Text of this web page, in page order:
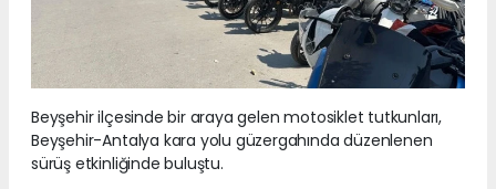
Beyşehir ilçesinde bir araya gelen motosiklet tutkunları,
Beyşehir-Antalya kara yolu güzergahında düzenlenen
sürüş etkinliğinde buluştu.